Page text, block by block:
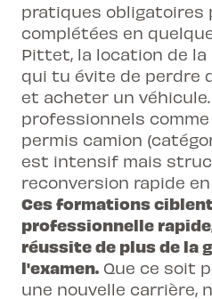
pratiques obligatoires
complétées en
Pittet, la location de
qui tu évite de perdre
et acheter un
professionnels comme
permis camion
est intensif mais
reconversion rapide
Ces formations
professionnelle
réussite de plus de la
l'examen. Que ce soit
une nouvelle carrière,